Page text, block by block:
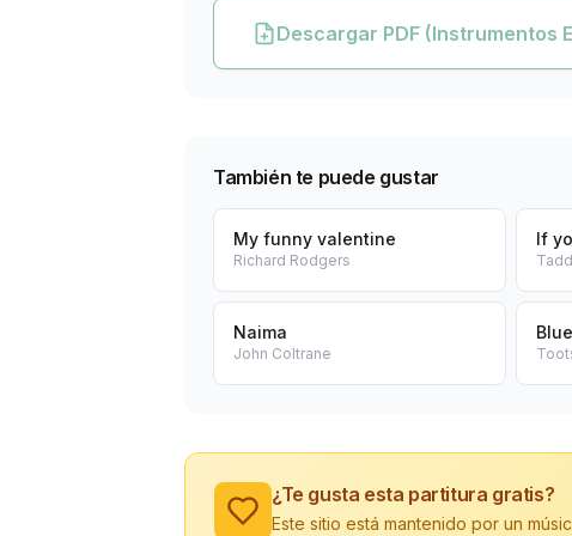
Descargar PDF (Instrumentos
También te puede gustar
My funny valentine
Richard Rodgers
If
Naima
John Coltrane
¿Te gusta esta partitura gratis?
Este sitio está mantenido por un